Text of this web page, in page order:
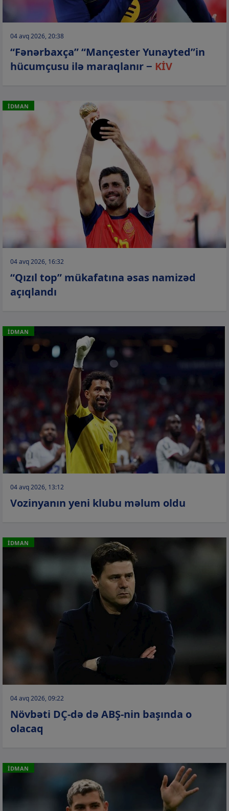
04 avq 2026, 20:38
“Fənərbaxça” “Mançester Yunayted”in
hücumçusu ilə maraqlanır − KİV
İDMAN
04 avq 2026, 16:32
“Qızıl top” mükafatına əsas namizəd
açıqlandı
İDMAN
04 avq 2026, 13:12
Vozinyanın yeni klubu məlum oldu
İDMAN
04 avq 2026, 09:22
Növbəti DÇ-də də ABŞ-nin başında o
olacaq
İDMAN